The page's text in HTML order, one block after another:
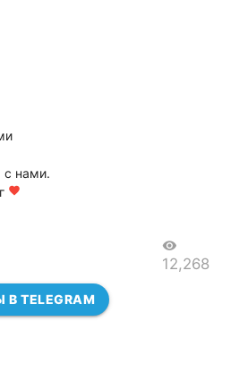
с нами.
favorite
visibility
12,268
TELEGRAM